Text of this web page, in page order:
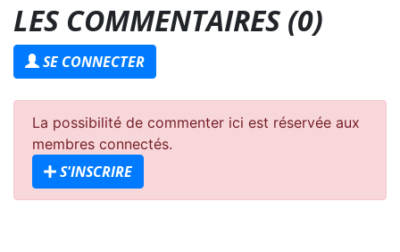
LES COMMENTAIRES (0)
SE CONNECTER
La possibilité de commenter ici est réservée aux
membres connectés.
S'INSCRIRE